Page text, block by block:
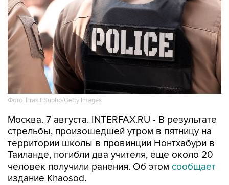
Фото: Prasit Supho/Getty Images
Москва. 7 августа. INTERFAX.RU - В результате
стрельбы, произошедшей утром в пятницу на
территории школы в провинции Нонтхабури в
Таиланде, погибли два учителя, еще около 20
человек получили ранения. Об этом сообщает
издание Khaosod.